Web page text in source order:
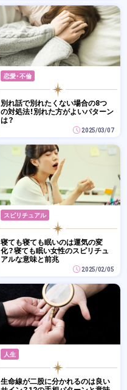
恋愛・不倫
別れ話で別れたくない場合の8つ
の対処法！別れた方がよいパターン
は？
2025/03/07
スピリチュアル
寝ても寝ても眠いのは運気の変
化？寝ても眠い女性のスピリチュ
アルな意味と前兆
2025/02/05
人生
生命線が二股に分かれるのは良い